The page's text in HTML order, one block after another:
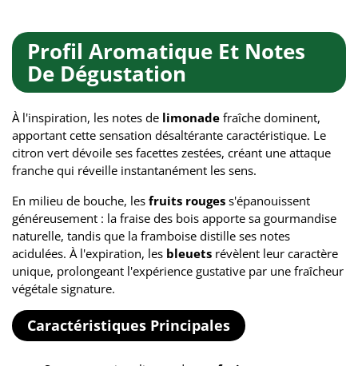
Profil Aromatique Et Notes
De Dégustation
À l'inspiration, les notes de limonade fraîche dominent,
apportant cette sensation désaltérante caractéristique. Le
citron vert dévoile ses facettes zestées, créant une attaque
franche qui réveille instantanément les sens.
En milieu de bouche, les fruits rouges s'épanouissent
généreusement : la fraise des bois apporte sa gourmandise
naturelle, tandis que la framboise distille ses notes
acidulées. À l'expiration, les bleuets révèlent leur caractère
unique, prolongeant l'expérience gustative par une fraîcheur
végétale signature.
Caractéristiques Principales